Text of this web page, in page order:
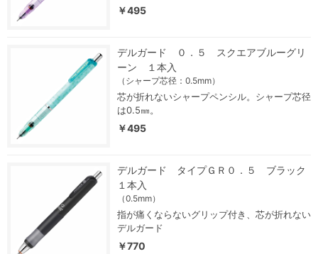
￥495
デルガード ０．５ スクエアブルーグリ
ーン １本入
（シャープ芯径：0.5mm）
芯が折れないシャープペンシル。シャープ芯径
は0.5㎜。
￥495
デルガード タイプＧＲ０．５ ブラック
１本入
（0.5mm）
指が痛くならないグリップ付き、芯が折れない
デルガード
￥770